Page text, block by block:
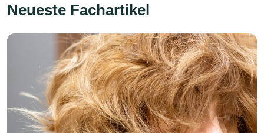
Neueste Fachartikel